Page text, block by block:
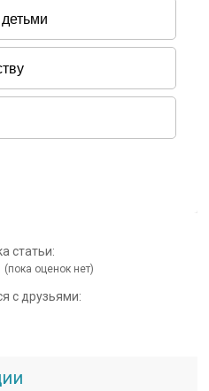
статьи:
(пока оценок нет)
с друзьями: